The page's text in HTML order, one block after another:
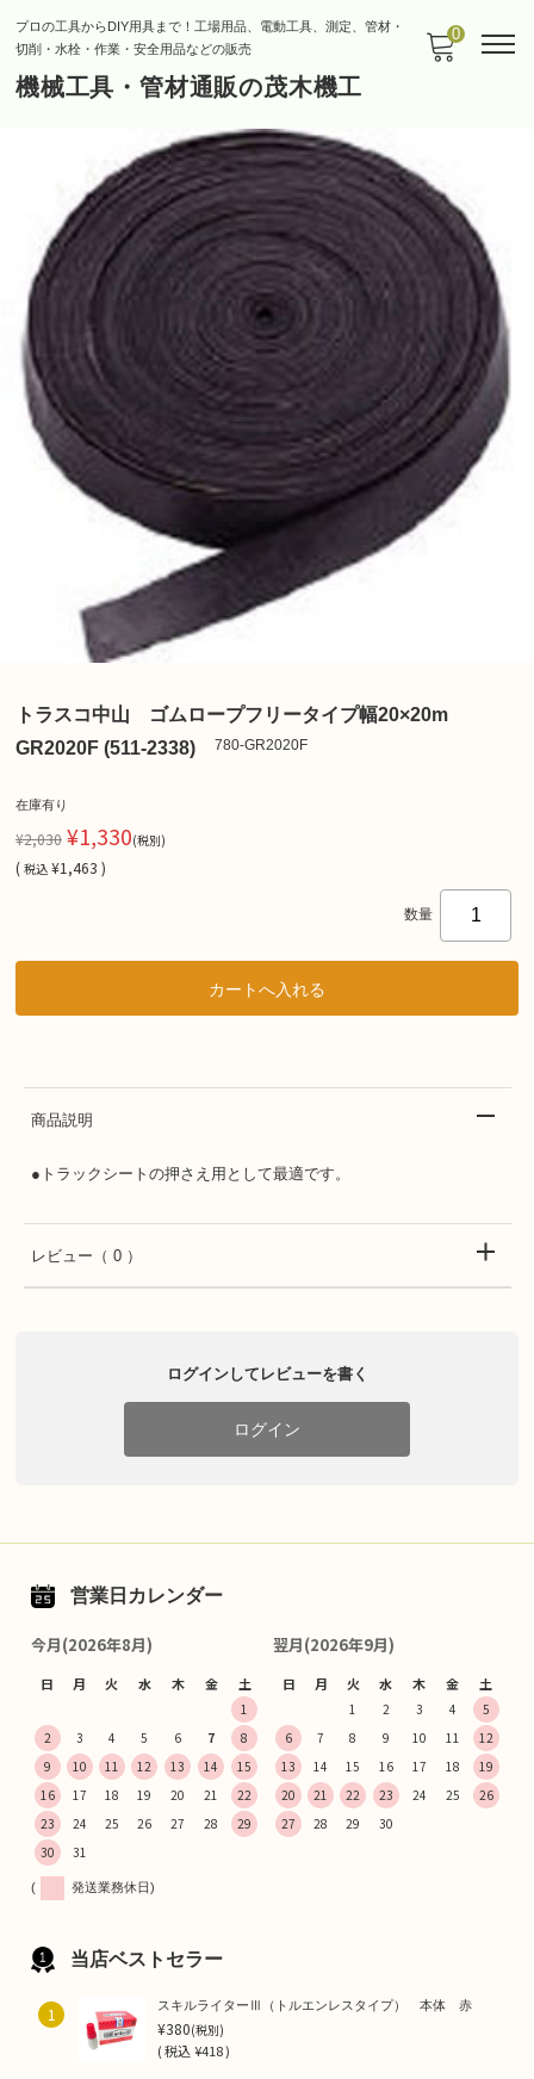
プロの工具からDIY用具まで！工場用品、電動工具、測定、管材・
切削・水栓・作業・安全用品などの販売
機械工具・管材通販の茂木機工
0
トラスコ中山 ゴムロープフリータイプ幅20×20m
GR2020F (511-2338)
780-GR2020F
在庫有り
¥2,030 ¥1,330(税別)
( 税込 ¥1,463 )
数量
商品説明
●トラックシートの押さえ用として最適です。
レビュー （ 0 ）
ログインしてレビューを書く
ログイン
営業日カレンダー
今月(2026年8月)
日 月 火 水 木 金 土
1
2
3 4 5 6 7
8
9
10 11 12 13 14
15
16
17 18 19 20 21
22
23
24 25 26 27 28
29
30
31
翌月(2026年9月)
日 月 火 水 木 金 土
1 2 3 4
5
6
7 8 9 10 11
12
13
14 15 16 17 18
19
20
21 22 23 24 25
26
27
28 29 30
( 発送業務休日)
当店ベストセラー
1 スキルライターⅢ（トルエンレスタイプ） 本体 赤
¥380(税別)
(税込¥418 )